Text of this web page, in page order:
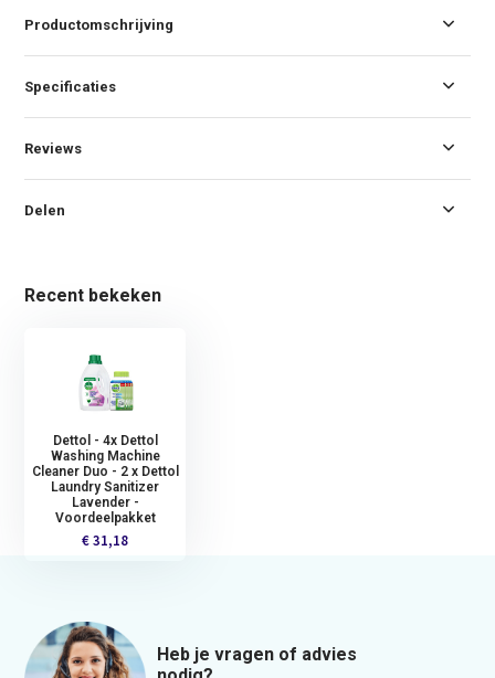
Productomschrijving
Specificaties
Reviews
Delen
Recent bekeken
Dettol - 4x Dettol
Washing Machine
Cleaner Duo - 2 x Dettol
Laundry Sanitizer
Lavender -
Voordeelpakket
€ 31,18
Heb je vragen of advies